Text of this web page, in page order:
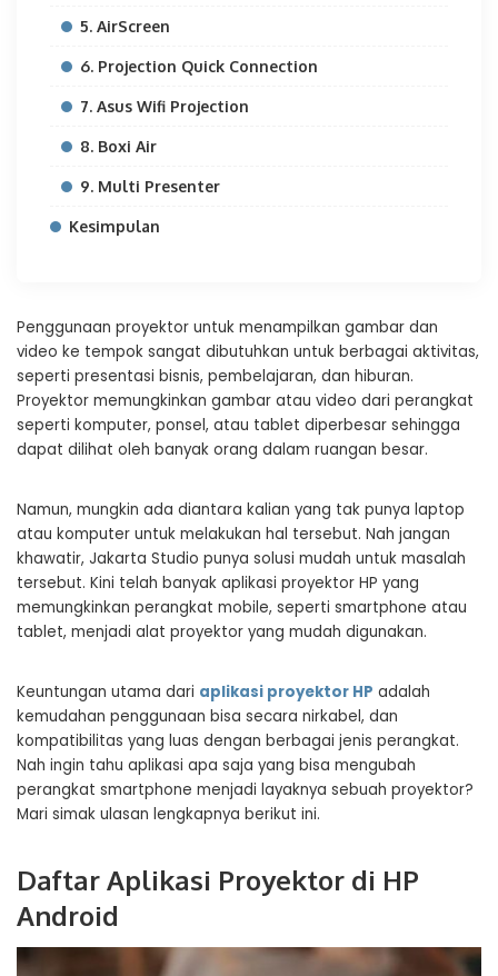
5. AirScreen
6. Projection Quick Connection
7. Asus Wifi Projection
8. Boxi Air
9. Multi Presenter
Kesimpulan
Penggunaan proyektor untuk menampilkan gambar dan
video ke tempok sangat dibutuhkan untuk berbagai aktivitas,
seperti presentasi bisnis, pembelajaran, dan hiburan.
Proyektor memungkinkan gambar atau video dari perangkat
seperti komputer, ponsel, atau tablet diperbesar sehingga
dapat dilihat oleh banyak orang dalam ruangan besar.
Namun, mungkin ada diantara kalian yang tak punya laptop
atau komputer untuk melakukan hal tersebut. Nah jangan
khawatir, Jakarta Studio punya solusi mudah untuk masalah
tersebut. Kini telah banyak aplikasi proyektor HP yang
memungkinkan perangkat mobile, seperti smartphone atau
tablet, menjadi alat proyektor yang mudah digunakan.
Keuntungan utama dari aplikasi proyektor HP adalah
kemudahan penggunaan bisa secara nirkabel, dan
kompatibilitas yang luas dengan berbagai jenis perangkat.
Nah ingin tahu aplikasi apa saja yang bisa mengubah
perangkat smartphone menjadi layaknya sebuah proyektor?
Mari simak ulasan lengkapnya berikut ini.
Daftar Aplikasi Proyektor di HP
Android